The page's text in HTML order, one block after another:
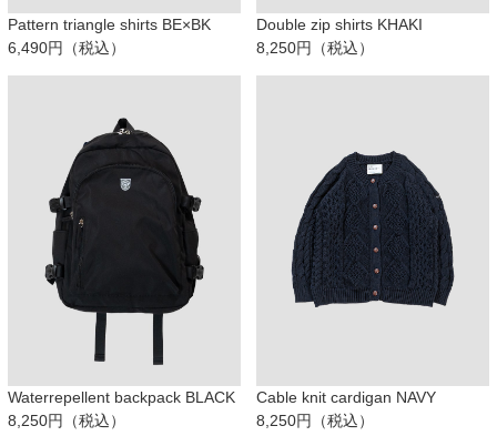
Pattern triangle shirts BE×BK
6,490円（税込）
Double zip shirts KHAKI
8,250円（税込）
Waterrepellent backpack BLACK
8,250円（税込）
Cable knit cardigan NAVY
8,250円（税込）